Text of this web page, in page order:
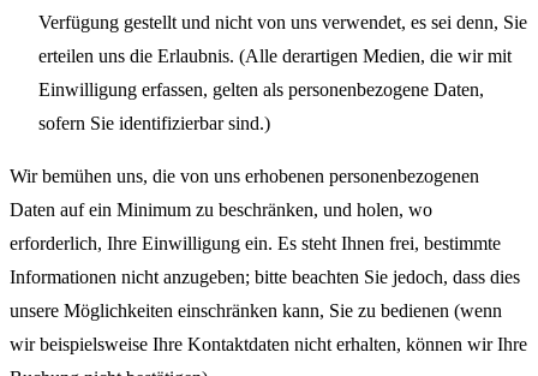
Verfügung gestellt und nicht von uns verwendet, es sei denn, Sie
erteilen uns die Erlaubnis. (Alle derartigen Medien, die wir mit
Einwilligung erfassen, gelten als personenbezogene Daten,
sofern Sie identifizierbar sind.)
Wir bemühen uns, die von uns erhobenen personenbezogenen
Daten auf ein Minimum zu beschränken, und holen, wo
erforderlich, Ihre Einwilligung ein. Es steht Ihnen frei, bestimmte
Informationen nicht anzugeben; bitte beachten Sie jedoch, dass dies
unsere Möglichkeiten einschränken kann, Sie zu bedienen (wenn
wir beispielsweise Ihre Kontaktdaten nicht erhalten, können wir Ihre